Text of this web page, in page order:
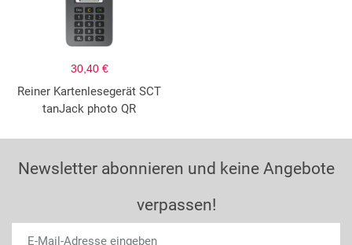
30,40 €
Reiner Kartenlesegerät SCT
tanJack photo QR
Newsletter abonnieren und keine Angebote
verpassen!